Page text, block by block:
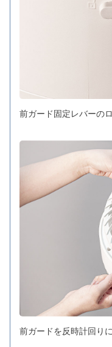
前ガード固定レバーの
前ガードを反時計回り